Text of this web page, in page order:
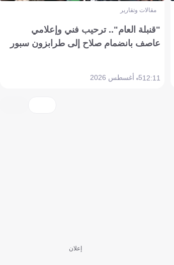
مقالات وتقارير
"قنبلة العام".. ترحيب فني وإعلامي
عاصف بانضمام صلاح إلى طرابزون سبور
12:115 أغسطس 2026
إعلان